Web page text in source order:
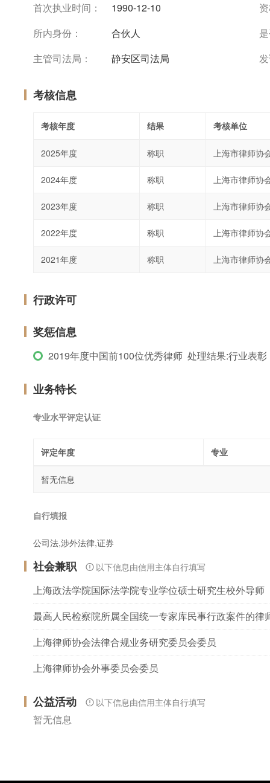
首次执业时间：
1990-12-10
所内身份：
合伙人
主管司法局：
静安区司法局
考核信息
考核年度 结果 考核单位
2025年度 称职 上海市律师协
2024年度 称职 上海市律师协
2023年度 称职 上海市律师协
2022年度 称职 上海市律师协
2021年度 称职 上海市律师协
行政许可
奖惩信息
2019年度中国前100位优秀律师 处理结果:行业表彰
业务特长
专业水平评定认证
评定年度 专业
暂无信息
自行填报
公司法,涉外法律,证券
社会兼职 以下信息由信用主体自行填写
上海政法学院国际法学院专业学位硕士研究生校外导师
最高人民检察院所属全国统一专家库民事行政案件的律
上海律师协会法律合规业务研究委员会委员
上海律师协会外事委员会委员
公益活动 以下信息由信用主体自行填写
暂无信息